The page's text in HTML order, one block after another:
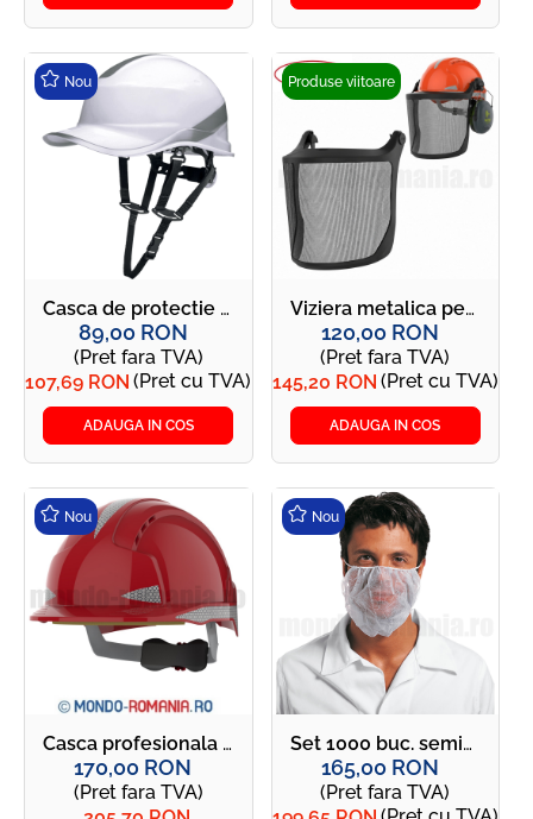
Casca de protectie reflectorizanta, curelusa inclusa - DIAMOND V UP alba
Nou
89,00 RON
(Pret fara TVA)
107,69 RON (Pret cu TVA)
ADAUGA IN COS
Viziera metalica pentru pentru casca fasonatori - EVOGuard® M2 Forestry Visor
Produse viitoare
120,00 RON
(Pret fara TVA)
145,20 RON (Pret cu TVA)
ADAUGA IN COS
Casca profesionala rosie JSP CR2 EVOLITE - JSP - CR2 Red Intense Reflective
Nou
170,00 RON
(Pret fara TVA)
Set 1000 buc. semimasca protectie barba - POLIFILM
Nou
165,00 RON
(Pret fara TVA)